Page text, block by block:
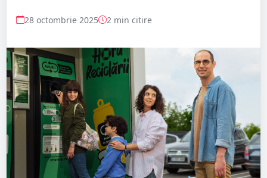
28 octombrie 2025 2 min citire